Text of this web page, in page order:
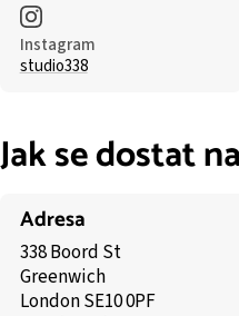
Instagram
studio338
Jak se dostat
Adresa
338 Boord St
Greenwich
London SE10 0PF